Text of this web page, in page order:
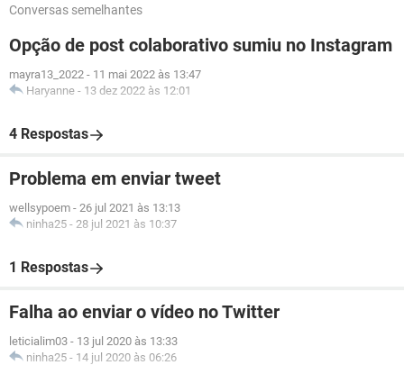
Conversas semelhantes
Opção de post colaborativo sumiu no Instagram
mayra13_2022 - 11 mai 2022 às 13:47
Haryanne - 13 dez 2022 às 12:01
4 Respostas
Problema em enviar tweet
wellsypoem - 26 jul 2021 às 13:13
ninha25 - 28 jul 2021 às 10:37
1 Respostas
Falha ao enviar o vídeo no Twitter
leticialim03 - 13 jul 2020 às 13:33
ninha25 - 14 jul 2020 às 06:26